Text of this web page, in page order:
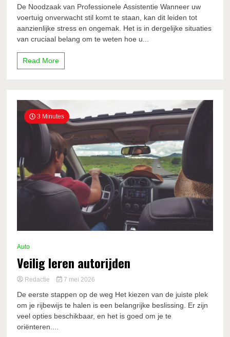
De Noodzaak van Professionele Assistentie Wanneer uw
voertuig onverwacht stil komt te staan, kan dit leiden tot
aanzienlijke stress en ongemak. Het is in dergelijke situaties
van cruciaal belang om te weten hoe u...
Read More
3 Minutes
Auto
Veilig leren autorijden
Redactie 7 mei 2026
De eerste stappen op de weg Het kiezen van de juiste plek
om je rijbewijs te halen is een belangrijke beslissing. Er zijn
veel opties beschikbaar, en het is goed om je te
oriënteren....